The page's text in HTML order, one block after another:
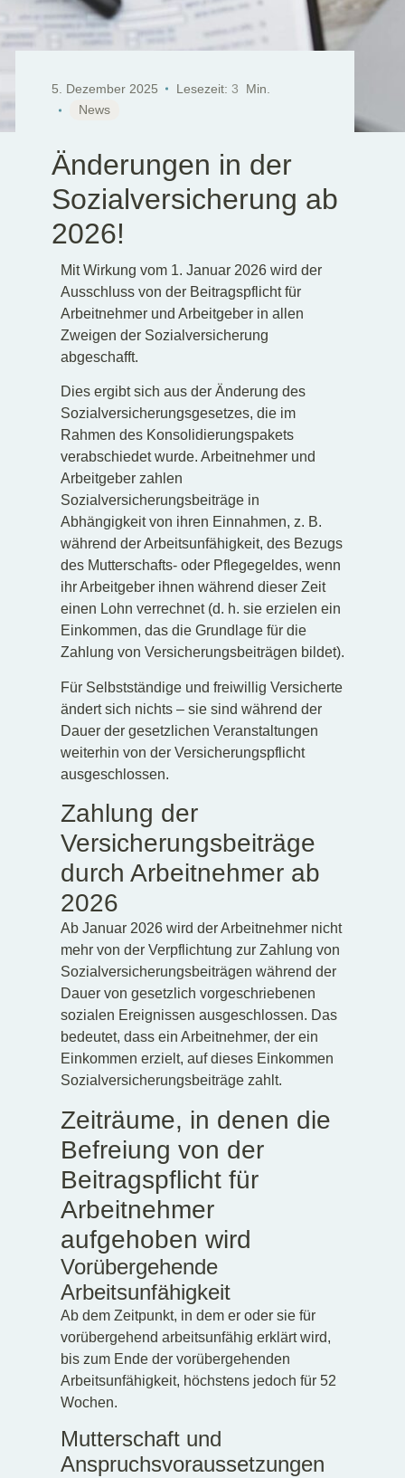
5. Dezember 2025 Lesezeit: 3
Min.
News
Änderungen in der
Sozialversicherung ab
2026!
Mit Wirkung vom 1. Januar 2026 wird der
Ausschluss von der Beitragspflicht für
Arbeitnehmer und Arbeitgeber in allen
Zweigen der Sozialversicherung
abgeschafft.
Dies ergibt sich aus der Änderung des
Sozialversicherungsgesetzes, die im
Rahmen des Konsolidierungspakets
verabschiedet wurde. Arbeitnehmer und
Arbeitgeber zahlen
Sozialversicherungsbeiträge in
Abhängigkeit von ihren Einnahmen, z. B.
während der Arbeitsunfähigkeit, des Bezugs
des Mutterschafts- oder Pflegegeldes, wenn
ihr Arbeitgeber ihnen während dieser Zeit
einen Lohn verrechnet (d. h. sie erzielen ein
Einkommen, das die Grundlage für die
Zahlung von Versicherungsbeiträgen bildet).
Für Selbstständige und freiwillig Versicherte
ändert sich nichts – sie sind während der
Dauer der gesetzlichen Veranstaltungen
weiterhin von der Versicherungspflicht
ausgeschlossen.
Zahlung der
Versicherungsbeiträge
durch Arbeitnehmer ab
2026
Ab Januar 2026 wird der Arbeitnehmer nicht
mehr von der Verpflichtung zur Zahlung von
Sozialversicherungsbeiträgen während der
Dauer von gesetzlich vorgeschriebenen
sozialen Ereignissen ausgeschlossen. Das
bedeutet, dass ein Arbeitnehmer, der ein
Einkommen erzielt, auf dieses Einkommen
Sozialversicherungsbeiträge zahlt.
Zeiträume, in denen die
Befreiung von der
Beitragspflicht für
Arbeitnehmer
aufgehoben wird
Vorübergehende
Arbeitsunfähigkeit
Ab dem Zeitpunkt, in dem er oder sie für
vorübergehend arbeitsunfähig erklärt wird,
bis zum Ende der vorübergehenden
Arbeitsunfähigkeit, höchstens jedoch für 52
Wochen.
Mutterschaft und
Anspruchsvoraussetzungen